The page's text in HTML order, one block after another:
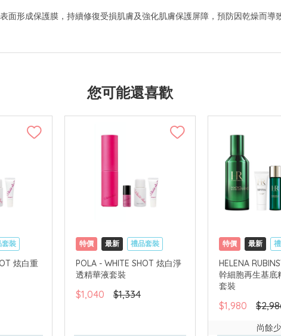
面形成保護膜，持續修復受損肌膚及強化肌膚保護屏障，預防因乾燥而導
您可能還喜歡
套裝
地配送
炫白重
特價 最新
禮品套裝
網購店取
可中國內地配送
POLA - WHITE SHOT 炫白淨
透精華液套裝
$1,040 $1,334
特價 最新
網購店取
HELENA
幹細胞再生基底
套裝
$1,980
尚餘